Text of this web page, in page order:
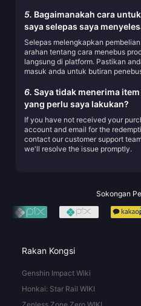
5. Bagaimanakah cara
saya selepas saya
Selepas melengkapkan
arahan tentang cara menebus
langsung di platform. Pastikan
masuk anda untuk butiran
6. Saya tidak menerima
yang perlu saya lakukan?
If you have not received your
account and email for the
contact our customer support
we'll resolve the issue promptly.
Sokongan
Rakan Kongsi
Genshin Impact Wiki
Honkai: Star Rail WIKI